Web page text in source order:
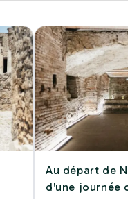
Au départ de
d'une journée